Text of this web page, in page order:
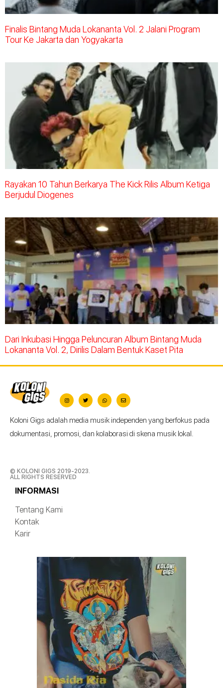
Finalis Bintang Muda Lokananta Vol. 2 Jalani Program
Tour Ke Jakarta dan Yogyakarta
Rayakan 10 Tahun Berkarya The Kick Rilis Album Ketiga
Berjudul Diogenes
Dari Inkubasi Hingga Peluncuran Album Bintang Muda
Lokananta Vol. 2, Dirilis Dalam Bentuk Kaset Pita
Koloni Gigs adalah media musik independen yang berfokus pada
dokumentasi, promosi, dan kolaborasi di skena musik lokal.
© KOLONI GIGS 2019-2023.
ALL RIGHTS RESERVED
INFORMASI
Tentang Kami
Kontak
Karir